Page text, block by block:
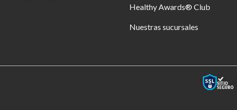
Healthy Awards® Club
Nuestras sucursales